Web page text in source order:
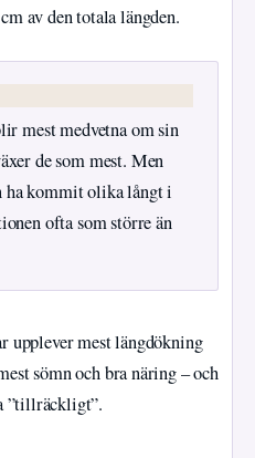
av den totala längden.
mest medvetna om sin
de som mest. Men
ha kommit olika långt i
ofta som större än
mest längdökning
sömn och bra näring – och
”tillräckligt”.